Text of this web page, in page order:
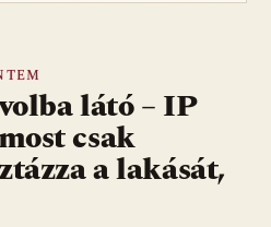
látó – IP
csak
a lakását,